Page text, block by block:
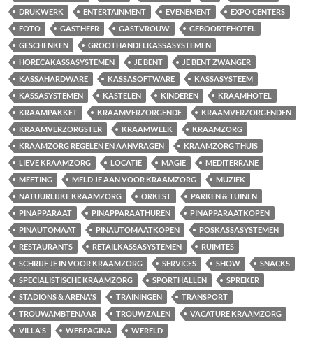
DRUKWERK
ENTERTAINMENT EVENEMENT
EXPO CENTERS
FOTO
GASTHEER GASTVROUW
GEBOORTEHOTEL
GESCHENKEN
GROOTHANDELKASSASYSTEMEN
HORECAKASSASYSTEMEN
JE BENT
JE BENT ZWANGER
KASSAHARDWARE
KASSASOFTWARE
KASSASYSTEEM
KASSASYSTEMEN
KASTELEN KINDEREN
KRAAMHOTEL
KRAAMPAKKET
KRAAMVERZORGENDE
KRAAMVERZORGENDEN
KRAAMVERZORGSTER
KRAAMWEEK
KRAAMZORG
KRAAMZORG REGELEN EN AANVRAGEN
KRAAMZORG THUIS
LIEVE KRAAMZORG
LOCATIE MAGIE
MEDITERRANE
MEETING
MELD JE AAN VOOR KRAAMZORG
MUZIEK
NATUURLIJKE KRAAMZORG
ORKEST
PARKEN & TUINEN
PINAPPARAAT
PINAPPARAATHUREN
PINAPPARAATKOPEN
PINAUTOMAAT
PINAUTOMAATKOPEN
POSKASSASYSTEMEN
RESTAURANTS
RETAILKASSASYSTEMEN
RUIMTES
SCHRIJF JE IN VOOR KRAAMZORG
SERVICES SHOW
SNACKS
SPECIALISTISCHE KRAAMZORG
SPORTHALLEN
SPREKER
STADIONS & ARENA'S
TRAININGEN
TRANSPORT
TROUWAMBTENAAR
TROUWZALEN
VACATURE KRAAMZORG
VILLA'S
WEBPAGINA
WERELD